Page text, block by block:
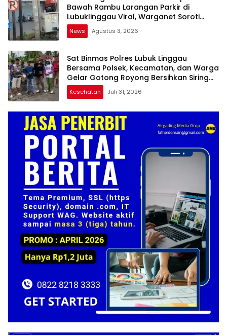
Bawah Rambu Larangan Parkir di
Lubuklinggau Viral, Warganet Soroti
Dugaan Pelanggaran
News Agustus 3, 2026
Sat Binmas Polres Lubuk Linggau
Bersama Polsek, Kecamatan, dan Warga
Gelar Gotong Royong Bersihkan Siring
Agung
Kesehatan Juli 31, 2026